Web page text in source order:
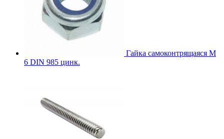
Гайка самоконтрящаяся М
6 DIN 985 цинк.